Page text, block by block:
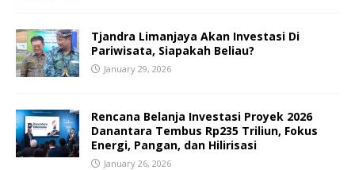
Tjandra Limanjaya Akan Investasi Di
Pariwisata, Siapakah Beliau?
January 29, 2026
Rencana Belanja Investasi Proyek 2026
Danantara Tembus Rp235 Triliun, Fokus
Energi, Pangan, dan Hilirisasi
January 26, 2026